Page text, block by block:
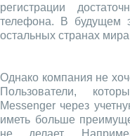
регистрации
телефона. В будущем
остальных странах
Однако компания не
Пользователи,
Messenger через
иметь больше
не делает.